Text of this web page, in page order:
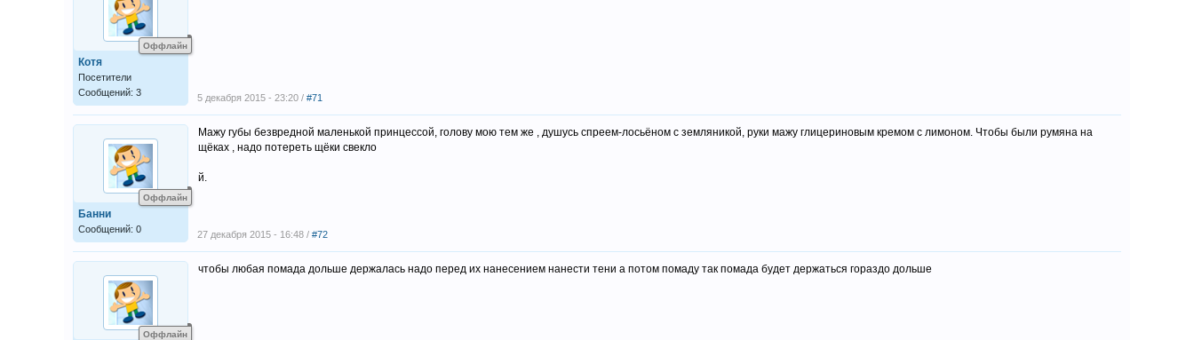
Оффлайн
Котя
Посетители
Сообщений: 3
5 декабря 2015 - 23:20 / #71
Оффлайн
Банни
Сообщений: 0
Мажу губы безвредной маленькой принцессой, голову мою тем же , душусь спреем-лосьёном с земляникой, руки мажу глицериновым кремом с лимоном. Чтобы были румяна на
щёках , надо потереть щёки свекло
й.
27 декабря 2015 - 16:48 / #72
Оффлайн
чтобы любая помада дольше держалась надо перед их нанесением нанести тени а потом помаду так помада будет держаться гораздо дольше